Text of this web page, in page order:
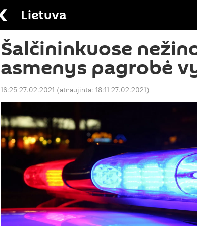
Lietuva
Šalčininkuose
asmenys pagrobė
16:25 27.02.2021 (atnaujinta: 18:11 27.02.2021)